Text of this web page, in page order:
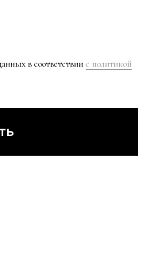
в соответствии с политикой